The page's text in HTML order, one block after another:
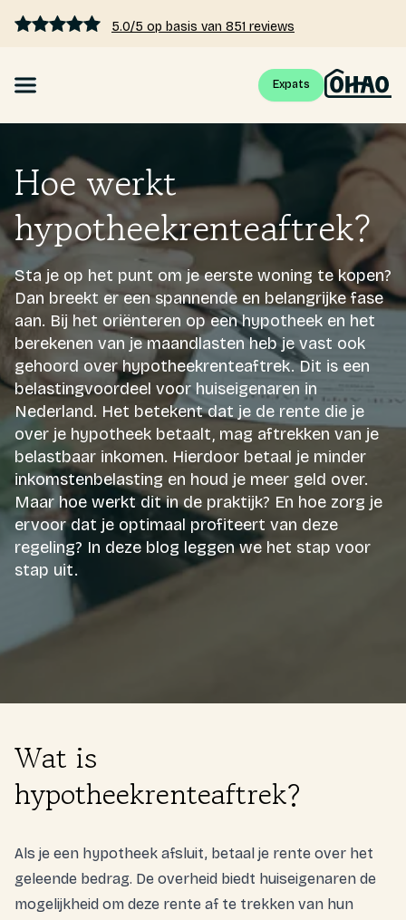
5.0/5 op basis van 851 reviews
Expats
Hypotheekrente vergelijken
Hypotheek berekenen
Kennis
Tarieven
Over ons
Login
Expats
Gratis kennismaking
Hoe werkt
hypotheekrenteaftrek?
Sta je op het punt om je eerste woning te kopen?
Dan breekt er een spannende en belangrijke fase
aan. Bij het oriënteren op een hypotheek en het
berekenen van je maandlasten heb je vast ook
gehoord over hypotheekrenteaftrek. Dit is een
belastingvoordeel voor huiseigenaren in
Nederland. Het betekent dat je de rente die je
over je hypotheek betaalt, mag aftrekken van je
belastbaar inkomen. Hierdoor betaal je minder
inkomstenbelasting en houd je meer geld over.
Maar hoe werkt dit in de praktijk? En hoe zorg je
ervoor dat je optimaal profiteert van deze
regeling? In deze blog leggen we het stap voor
stap uit.
Wat is
hypotheekrenteaftrek?
Als je een hypotheek afsluit, betaal je rente over het
geleende bedrag. De overheid biedt huiseigenaren de
mogelijkheid om deze rente af te trekken van hun